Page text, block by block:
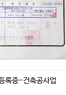
록증-건축공사업